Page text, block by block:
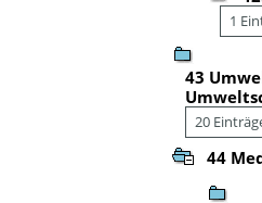
1
43
20
44